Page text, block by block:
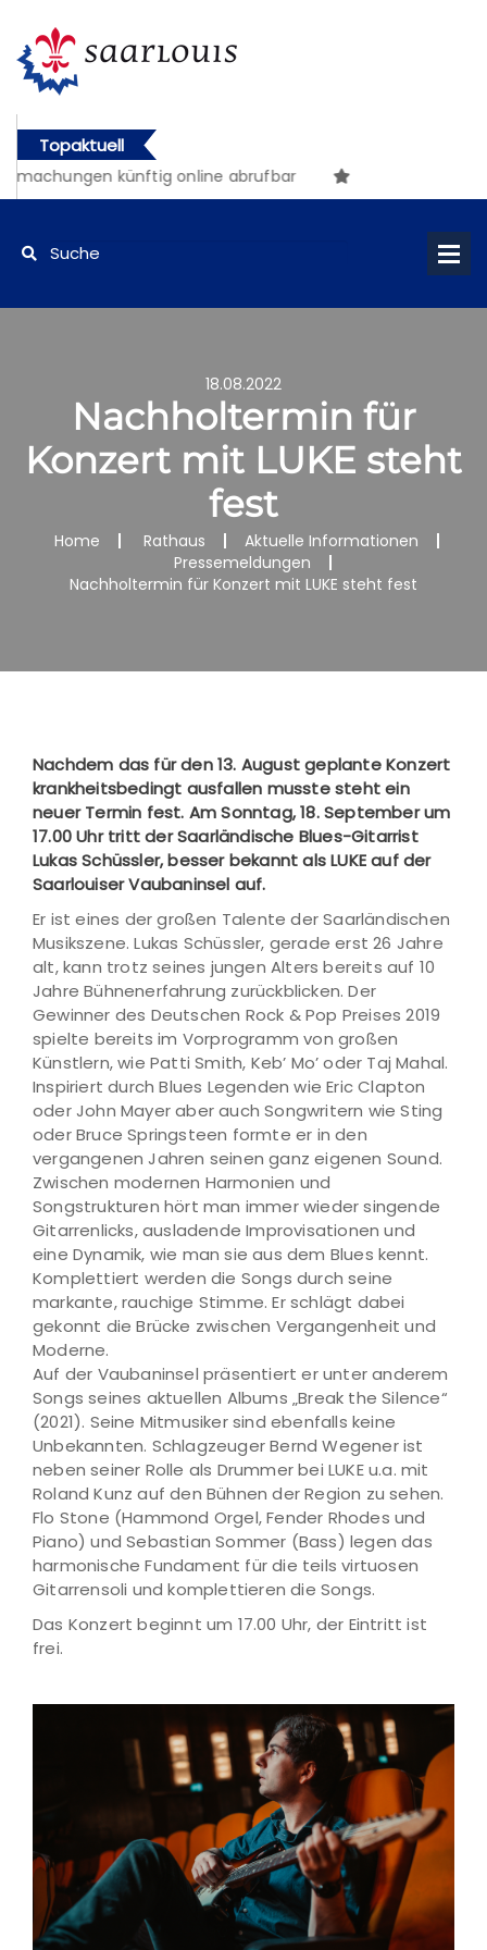
Topaktuell
künftig online abrufbar
18.08.2022
Nachholtermin für
Konzert mit LUKE steht
fest
Home Rathaus
Aktuelle Informationen
Pressemeldungen
Nachholtermin für Konzert mit LUKE steht fest
Nachdem das für den 13. August geplante Konzert
krankheitsbedingt ausfallen musste steht ein
neuer Termin fest. Am Sonntag, 18. September um
17.00 Uhr tritt der Saarländische Blues-Gitarrist
Lukas Schüssler, besser bekannt als LUKE auf der
Saarlouiser Vaubaninsel auf.
Er ist eines der großen Talente der Saarländischen
Musikszene. Lukas Schüssler, gerade erst 26 Jahre
alt, kann trotz seines jungen Alters bereits auf 10
Jahre Bühnenerfahrung zurückblicken. Der
Gewinner des Deutschen Rock & Pop Preises 2019
spielte bereits im Vorprogramm von großen
Künstlern, wie Patti Smith, Keb’ Mo’ oder Taj Mahal.
Inspiriert durch Blues Legenden wie Eric Clapton
oder John Mayer aber auch Songwritern wie Sting
oder Bruce Springsteen formte er in den
vergangenen Jahren seinen ganz eigenen Sound.
Zwischen modernen Harmonien und
Songstrukturen hört man immer wieder singende
Gitarrenlicks, ausladende Improvisationen und
eine Dynamik, wie man sie aus dem Blues kennt.
Komplettiert werden die Songs durch seine
markante, rauchige Stimme. Er schlägt dabei
gekonnt die Brücke zwischen Vergangenheit und
Moderne.
Auf der Vaubaninsel präsentiert er unter anderem
Songs seines aktuellen Albums „Break the Silence“
(2021). Seine Mitmusiker sind ebenfalls keine
Unbekannten. Schlagzeuger Bernd Wegener ist
neben seiner Rolle als Drummer bei LUKE u.a. mit
Roland Kunz auf den Bühnen der Region zu sehen.
Flo Stone (Hammond Orgel, Fender Rhodes und
Piano) und Sebastian Sommer (Bass) legen das
harmonische Fundament für die teils virtuosen
Gitarrensoli und komplettieren die Songs.
Das Konzert beginnt um 17.00 Uhr, der Eintritt ist
frei.